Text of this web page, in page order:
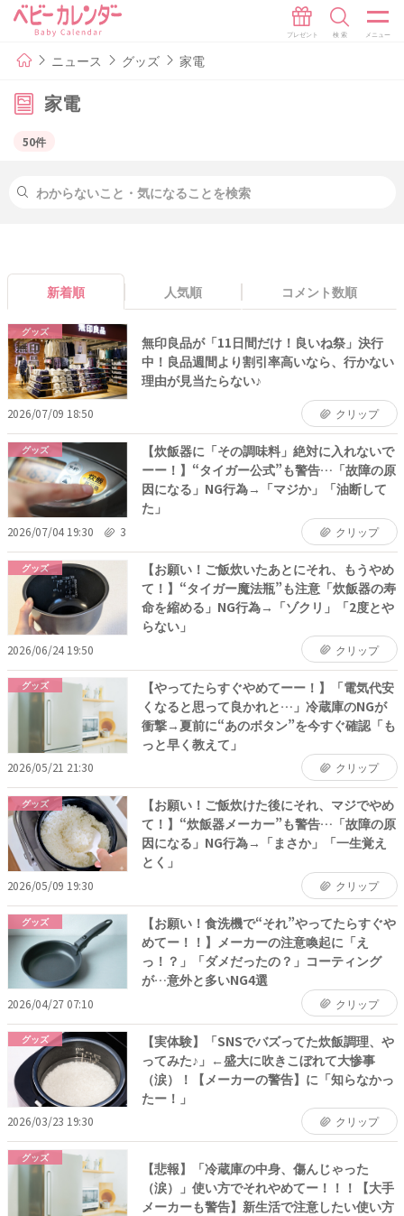
ニュース グッズ 家電
家電
50件
新着順 人気順 コメント数順
グッズ
無印良品が「11日間だけ！良いね祭」決行
中！良品週間より割引率高いなら、行かない
理由が見当たらない♪
2026/07/09 18:50 クリップ
グッズ
【炊飯器に「その調味料」絶対に入れないで
ーー！】“タイガー公式”も警告…「故障の原
因になる」NG行為→「マジか」「油断して
た」
2026/07/04 19:30 3 クリップ
グッズ
【お願い！ご飯炊いたあとにそれ、もうやめ
て！】“タイガー魔法瓶”も注意「炊飯器の寿
命を縮める」NG行為→「ゾクリ」「2度とや
らない」
2026/06/24 19:50 クリップ
グッズ
【やってたらすぐやめてーー！】「電気代安
くなると思って良かれと…」冷蔵庫のNGが
衝撃→夏前に“あのボタン”を今すぐ確認「も
っと早く教えて」
2026/05/21 21:30 クリップ
グッズ
【お願い！ご飯炊けた後にそれ、マジでやめ
て！】“炊飯器メーカー”も警告…「故障の原
因になる」NG行為→「まさか」「一生覚え
とく」
2026/05/09 19:30 クリップ
グッズ
【お願い！食洗機で“それ”やってたらすぐや
めてー！！】メーカーの注意喚起に「え
っ！？」「ダメだったの？」コーティング
が…意外と多いNG4選
2026/04/27 07:10 クリップ
グッズ
【実体験】「SNSでバズってた炊飯調理、や
ってみた♪」←盛大に吹きこぼれて大惨事
（涙）！【メーカーの警告】に「知らなかっ
たー！」
2026/03/23 19:30 クリップ
グッズ
【悲報】「冷蔵庫の中身、傷んじゃった
（涙）」使い方でそれやめてー！！！【大手
メーカーも警告】新生活で注意したい使い方